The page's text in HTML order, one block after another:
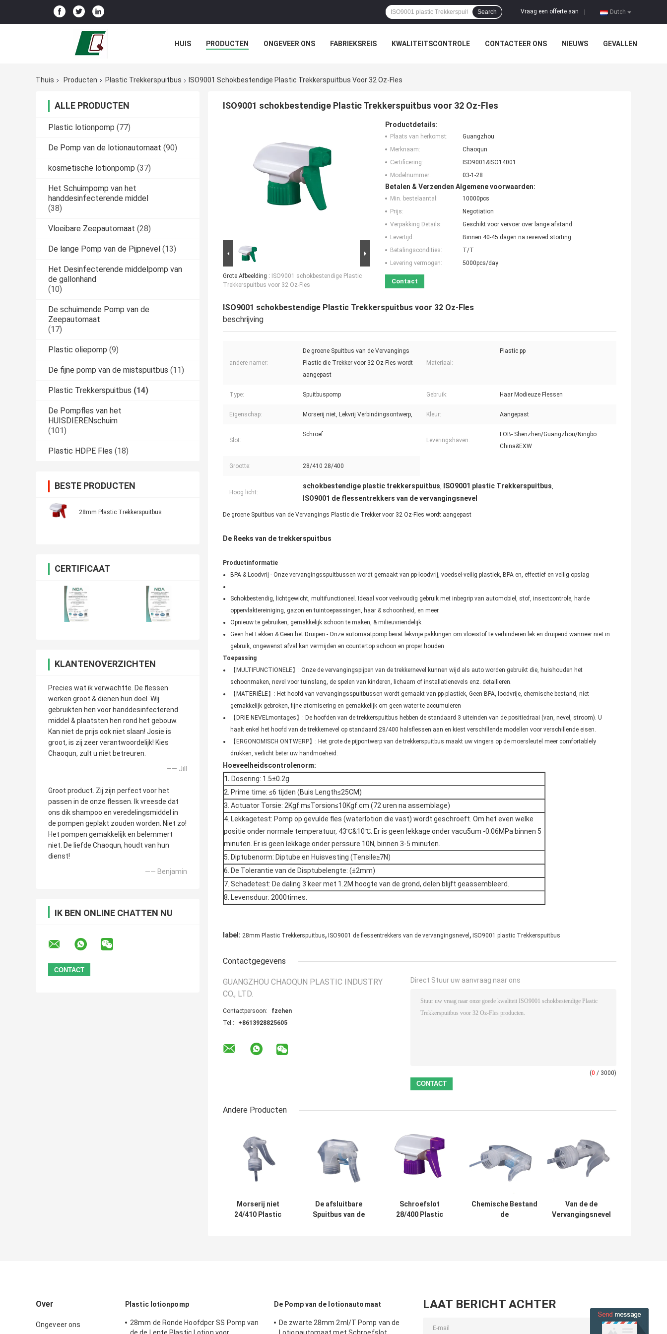
Dutch
Vraag een offerte aan
Search
HUIS PRODUCTEN ONGEVEER ONS FABRIEKSREIS KWALITEITSCONTROLE CONTACTEER ONS NIEUWS GEVALLEN
Thuis Producten Plastic Trekkerspuitbus ISO9001 Schokbestendige Plastic Trekkerspuitbus Voor 32 Oz-Fles
ALLE PRODUCTEN
Plastic lotionpomp (77)
De Pomp van de lotionautomaat (90)
kosmetische lotionpomp (37)
Het Schuimpomp van het
handdesinfecterende middel
(38)
Vloeibare Zeepautomaat (28)
De lange Pomp van de Pijpnevel (13)
Het Desinfecterende middelpomp van
de gallonhand
(10)
De schuimende Pomp van de
Zeepautomaat
(17)
Plastic oliepomp (9)
De fijne pomp van de mistspuitbus (11)
Plastic Trekkerspuitbus (14)
De Pompfles van het
HUISDIERENschuim
(101)
Plastic HDPE Fles (18)
BESTE PRODUCTEN
28mm Plastic Trekkerspuitbus
CERTIFICAAT
KLANTENOVERZICHTEN
Precies wat ik verwachtte. De flessen
werken groot & dienen hun doel. Wij
gebruikten hen voor handdesinfecterend
middel & plaatsten hen rond het gebouw.
Kan niet de prijs ook niet slaan! Josie is
groot, is zij zeer verantwoordelijk! Kies
Chaoqun, zult u niet betreuren.
—— Jill
Groot product. Zij zijn perfect voor het
passen in de onze flessen. Ik vreesde dat
ons dik shampoo en veredelingsmiddel in
de pompen geplakt zouden worden. Niet zo!
Het pompen gemakkelijk en belemmert
niet. De liefde Chaoqun, houdt van hun
dienst!
—— Benjamin
IK BEN ONLINE CHATTEN NU
ISO9001 schokbestendige Plastic Trekkerspuitbus voor 32 Oz-Fles
Grote Afbeelding : ISO9001 schokbestendige Plastic
Trekkerspuitbus voor 32 Oz-Fles
Productdetails:
Plaats van herkomst:
Guangzhou
Merknaam:
Chaoqun
Certificering:
ISO9001&ISO14001
Modelnummer:
03-1-28
Betalen & Verzenden Algemene voorwaarden:
Min. bestelaantal:
10000pcs
Prijs:
Negotiation
Verpakking Details:
Geschikt voor vervoer over lange afstand
Levertijd:
Binnen 40-45 dagen na reveived storting
Betalingscondities:
T/T
Levering vermogen:
5000pcs/day
Contact
ISO9001 schokbestendige Plastic Trekkerspuitbus voor 32 Oz-Fles
beschrijving
andere namer:
De groene Spuitbus van de Vervangings
Plastic die Trekker voor 32 Oz-Fles wordt
aangepast
Materiaal:
Plastic pp
Type: Spuitbuspomp Gebruik: Haar Modieuze Flessen
Eigenschap: Morserij niet, Lekvrij Verbindingsontwerp, Kleur: Aangepast
Slot:
Schroef
Leveringshaven:
FOB- Shenzhen/Guangzhou/Ningbo
China&EXW
Grootte: 28/410 28/400
Hoog licht:
schokbestendige plastic trekkerspuitbus, ISO9001 plastic Trekkerspuitbus,
ISO9001 de flessentrekkers van de vervangingsnevel
De groene Spuitbus van de Vervangings Plastic die Trekker voor 32 Oz-Fles wordt aangepast
De Reeks van de trekkerspuitbus
Productinformatie
BPA & Loodvrij - Onze vervangingsspuitbussen wordt gemaakt van pp-loodvrij, voedsel-veilig plastiek, BPA en, effectief en veilig opslag
Schokbestendig, lichtgewicht, multifunctioneel. Ideaal voor veelvoudig gebruik met inbegrip van automobiel, stof, insectcontrole, harde
oppervlaktereiniging, gazon en tuintoepassingen, haar & schoonheid, en meer.
Opnieuw te gebruiken, gemakkelijk schoon te maken, & milieuvriendelijk.
Geen het Lekken & Geen het Druipen - Onze automaatpomp bevat lekvrije pakkingen om vloeistof te verhinderen lek en druipend wanneer niet in
gebruik, ongewenst afval kan vermijden en countertop schoon en proper houden
Toepassing
【MULTIFUNCTIONELE】: Onze de vervangingspijpen van de trekkernevel kunnen wijd als auto worden gebruikt die, huishouden het
schoonmaken, nevel voor tuinslang, de spelen van kinderen, lichaam of installatienevels enz. detailleren.
【MATERIËLE】: Het hoofd van vervangingsspuitbussen wordt gemaakt van pp-plastiek, Geen BPA, loodvrije, chemische bestand, niet
gemakkelijk gebroken, fijne atomisering en gemakkelijk om geen water te accumuleren
【DRIE NEVELmontages】: De hoofden van de trekkerspuitbus hebben de standaard 3 uiteinden van de positiedraai (van, nevel, stroom). U
haalt enkel het hoofd van de trekkernevel op standaard 28/400 halsflessen aan en kiest verschillende modellen voor verschillende eisen.
【ERGONOMISCH ONTWERP】: Het grote de pijpontwerp van de trekkerspuitbus maakt uw vingers op de moersleutel meer comfortablely
drukken, verlicht beter uw handmoeheid.
Hoeveelheidscontrolenorm:
1. Dosering: 1.5±0.2g
2. Prime time: ≤6 tijden (Buis Length≤25CM)
3. Actuator Torsie: 2Kgf.m≤Torsion≤10Kgf.cm (72 uren na assemblage)
4. Lekkagetest: Pomp op gevulde fles (waterlotion die vast) wordt geschroeft. Om het even welke
positie onder normale temperatuur, 43℃&10℃. Er is geen lekkage onder vacu5um -0.06MPa binnen 5
minuten. Er is geen lekkage onder perssure 10N, binnen 3-5 minuten.
5. Diptubenorm: Diptube en Huisvesting (Tensile≥7N)
6. De Tolerantie van de Disptubelengte: (±2mm)
7. Schadetest: De daling 3 keer met 1.2M hoogte van de grond, delen blijft geassembleerd.
8. Levensduur: 2000times.
label: 28mm Plastic Trekkerspuitbus, ISO9001 de flessentrekkers van de vervangingsnevel , ISO9001 plastic Trekkerspuitbus
Contactgegevens
GUANGZHOU CHAOQUN PLASTIC INDUSTRY
CO., LTD.
Contactpersoon:
fzchen
Tel.:
+8613928825605
Direct Stuur uw aanvraag naar ons
(0 / 3000)
Andere Producten
Morserij niet
24/410 Plastic
De afsluitbare
Spuitbus van de
Schroefslot
28/400 Plastic
Chemische Bestand
de
Van de de
Vervangingsnevel
Over
Ongeveer ons
Plastic lotionpomp
28mm de Ronde Hoofdpcr SS Pomp van
De Pomp van de lotionautomaat
De zwarte 28mm 2ml/T Pomp van de
LAAT BERICHT ACHTER